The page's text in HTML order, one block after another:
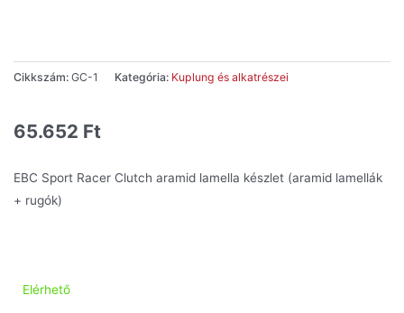
Cikkszám: GC-1 Kategória: Kuplung és alkatrészei
65.652 Ft
EBC Sport Racer Clutch aramid lamella készlet (aramid lamellák
+ rugók)
Elérhető